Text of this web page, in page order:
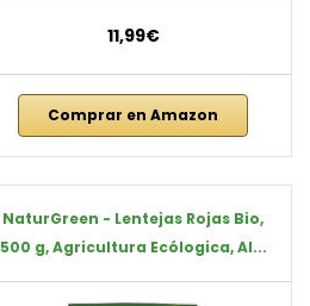
11,99€
Comprar en Amazon
NaturGreen - Lentejas Rojas Bio,
500 g, Agricultura Ecólogica, Al...